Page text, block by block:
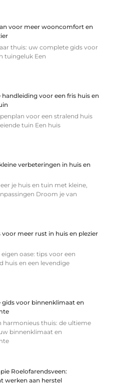
voor meer wooncomfort en
thuis: uw complete gids voor
tuingeluk Een
handleiding voor een fris huis en
voor een stralend huis
tuin Een huis
verbeteringen in huis en
je huis en tuin met kleine,
Droom je van
voor meer rust in huis en plezier
oase: tips voor een
huis en een levendige
gids voor binnenklimaat en
harmonieus thuis: de ultieme
binnenklimaat en
Roelofarendsveen:
werken aan herstel